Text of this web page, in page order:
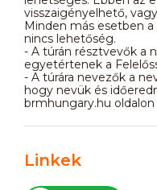
visszaigényelhető,
Minden más esetben
nincs lehetőség.
- A túrán résztvevők a
egyetértenek a
- A túrára nevezők a
hogy nevük és
brmhungary.hu oldalon
Linkek